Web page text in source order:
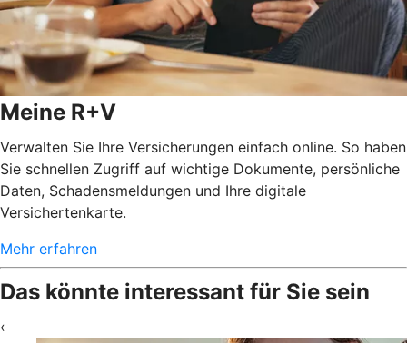
Meine R+V
Verwalten Sie Ihre Versicherungen einfach online. So haben
Sie schnellen Zugriff auf wichtige Dokumente, persönliche
Daten, Schadensmeldungen und Ihre digitale
Versichertenkarte.
Mehr erfahren
Das könnte interessant für Sie sein
‹